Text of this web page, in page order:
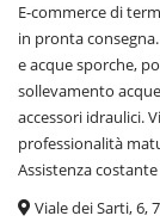
E-commerce di
in pronta
e acque sporche,
sollevamento
accessori idraulici.
professionalità
Assistenza
Viale dei Sarti, 6,